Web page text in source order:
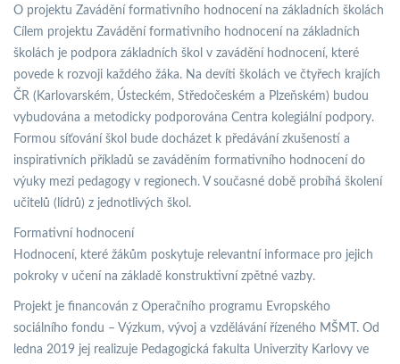
O projektu Zavádění formativního hodnocení na základních školách
Cílem projektu Zavádění formativního hodnocení na základních
školách je podpora základních škol v zavádění hodnocení, které
povede k rozvoji každého žáka. Na devíti školách ve čtyřech krajích
ČR (Karlovarském, Ústeckém, Středočeském a Plzeňském) budou
vybudována a metodicky podporována Centra kolegiální podpory.
Formou síťování škol bude docházet k předávání zkušeností a
inspirativních příkladů se zaváděním formativního hodnocení do
výuky mezi pedagogy v regionech. V současné době probíhá školení
učitelů (lídrů) z jednotlivých škol.
Formativní hodnocení
Hodnocení, které žákům poskytuje relevantní informace pro jejich
pokroky v učení na základě konstruktivní zpětné vazby.
Projekt je financován z Operačního programu Evropského
sociálního fondu – Výzkum, vývoj a vzdělávání řízeného MŠMT. Od
ledna 2019 jej realizuje Pedagogická fakulta Univerzity Karlovy ve